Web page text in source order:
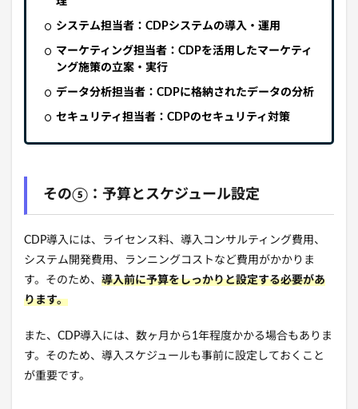
システム担当者：CDPシステムの導入・運用
マーケティング担当者：CDPを活用したマーケティ
ング施策の立案・実行
データ分析担当者：CDPに格納されたデータの分析
セキュリティ担当者：CDPのセキュリティ対策
その⑤：予算とスケジュール設定
CDP導入には、 ライセンス料、 導入コンサルティング費用、
システム開発費用、
ランニングコストなど 費用がかかりま
す。 そのため、 導入前に予算をしっかりと設定する必要があ
ります。
また、 CDP導入には、 数ヶ月から1年程度かかる場合もありま
す。 そのため、 導入スケジュールも事前に設定しておくこと
が重要です。